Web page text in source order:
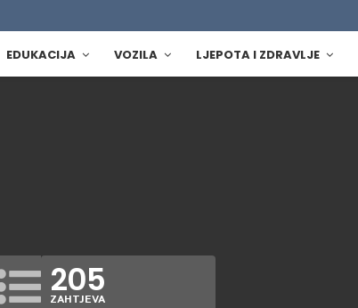
EDUKACIJA VOZILA LJEPOTA I ZDRAVLJE
205
ZAHTJEVA